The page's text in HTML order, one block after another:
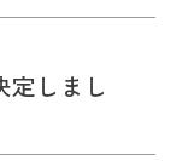
定しまし